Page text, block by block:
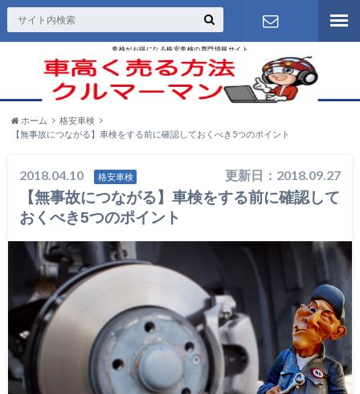
車検がお得になる格安車検の専門情報サイト
お問い合わ
せ
ホーム
格安車検
【無事故につながる】車検をする前に確認しておくべき5つのポイント
2018.04.10 格安車検 更新日：2018.09.27
【無事故につながる】車検をする前に確認して
おくべき5つのポイント